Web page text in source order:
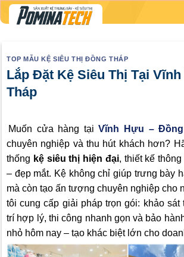
Skip
to
TOP MẪU KỆ SIÊU THỊ ĐỒNG THÁP
Lắp Đặt Kệ Siêu Thị Tại
Tháp
Muốn cửa hàng tạiVĩnh Hựu –
chuyên nghiệp và thu hút khách hơn?
thống kệ siêu thị hiện đại, thiết kế
– đẹp mắt. Kệ không chỉ giúp trưng bày
mà còn tạo ấn tượng chuyên nghiệp cho
tôi cung cấp giải pháp trọn gói: khảo
trí hợp lý, thi công nhanh gọn và bảo
nhỏ hôm nay – tạo khác biệt lớn cho